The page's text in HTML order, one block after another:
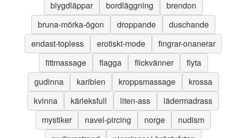
blygdläppar
bordläggning
brendon
bruna-mörka-ögon
droppande
duschande
endast-topless
erotiskt-mode
fingrar-onanerar
fittmassage
flagga flickvänner
flyta
gudinna
karibien kroppsmassage
krossa
kvinna
kärleksfull liten-ass
lädermadrass
mystiker
navel-pircing norge
nudism